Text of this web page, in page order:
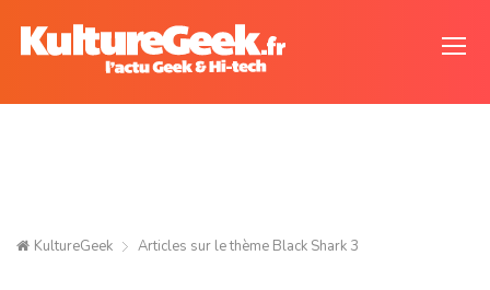
KultureGeek Articles sur le thème Black Shark 3